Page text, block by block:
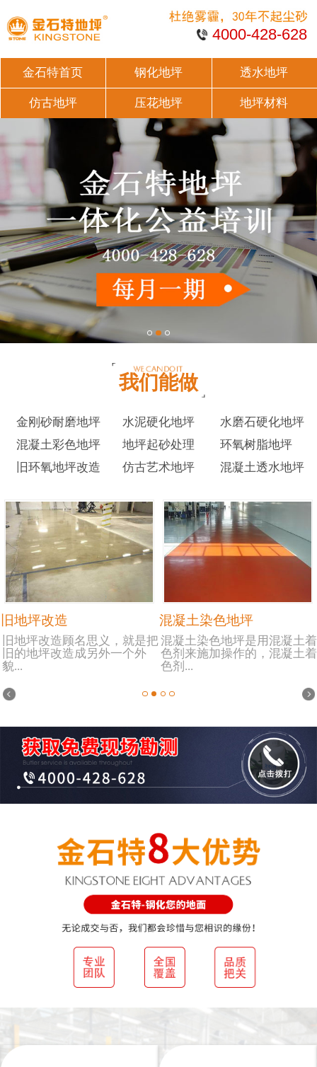
4000-428-628
金石特首页 钢化地坪 透水地坪
仿古地坪 压花地坪 地坪材料
我们能做
金刚砂耐磨地坪 水泥硬化地坪
水磨石硬化地坪
混凝土彩色地坪
地坪起砂处理
环氧树脂地坪
旧环氧地坪改造
仿古艺术地坪 混凝土透水地坪
旧地坪改造
旧地坪改造顾名思义，就是把
旧的地坪改造成另外一个外
貌...
混凝土染色地坪
混凝土染色地坪是用混凝土着
色剂来施加操作的，混凝土着
色剂...